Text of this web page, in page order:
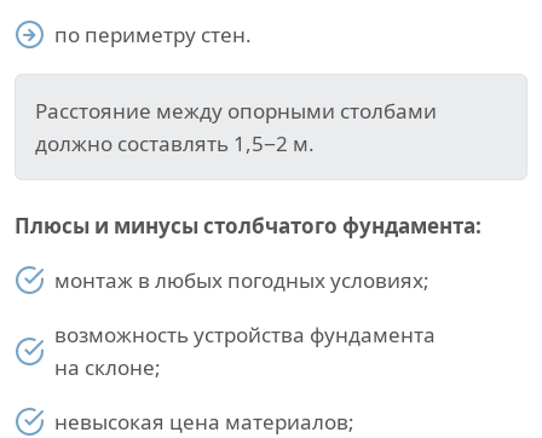
по периметру стен.
Расстояние между опорными столбами
должно составлять 1,5−2 м.
Плюсы и минусы столбчатого фундамента:
монтаж в любых погодных условиях;
возможность устройства фундамента
на склоне;
невысокая цена материалов;